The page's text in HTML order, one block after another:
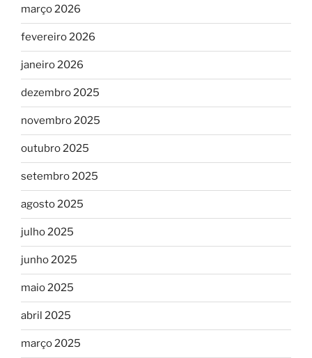
março 2026
fevereiro 2026
janeiro 2026
dezembro 2025
novembro 2025
outubro 2025
setembro 2025
agosto 2025
julho 2025
junho 2025
maio 2025
abril 2025
março 2025